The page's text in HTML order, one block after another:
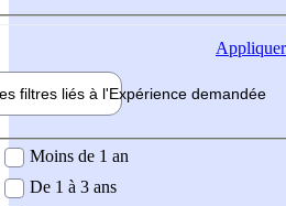
Appliquer
filtres liés à l'Expérience demandée
demandée
Moins de 1 an
De 1 à 3 ans